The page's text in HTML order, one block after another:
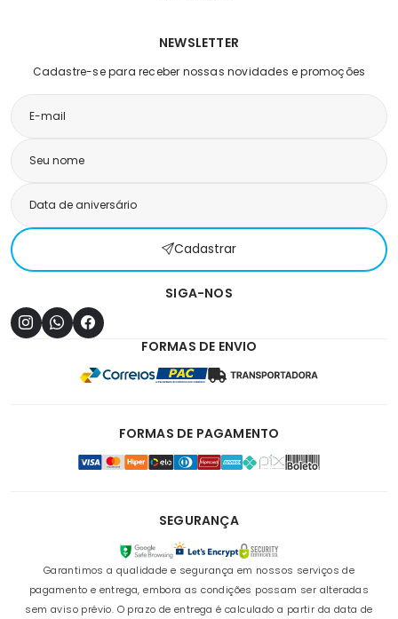
NEWSLETTER
Cadastre-se para receber nossas novidades e promoções
Cadastrar
SIGA-NOS
FORMAS DE ENVIO
FORMAS DE PAGAMENTO
SEGURANÇA
Garantimos a qualidade e segurança em nossos serviços de
pagamento e entrega, embora as condições possam ser alteradas
sem aviso prévio. O prazo de entrega é calculado a partir da data de